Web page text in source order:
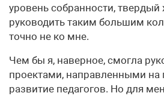
уровень собранности, твердый
руководить таким большим
точно не ко мне.
Чем бы я, наверное, смогла
проектами, направленными на
развитие педагогов. Но для